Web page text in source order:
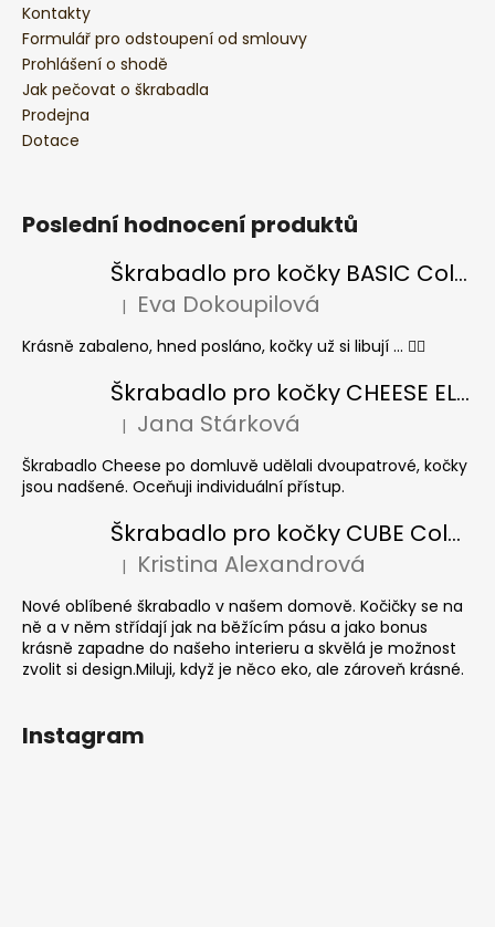
Kontakty
Formulář pro odstoupení od smlouvy
Prohlášení o shodě
Jak pečovat o škrabadla
Prodejna
Dotace
Poslední hodnocení produktů
Škrabadlo pro kočky BASIC Colour
Hodnocení produktu je 5 z 5 hvězdiček.
| Eva Dokoupilová
Krásně zabaleno, hned posláno, kočky už si libují ... 👍🏻
Škrabadlo pro kočky CHEESE ELIPSE colour
Hodnocení produktu je 5 z 5 hvězdiček.
| Jana Stárková
Škrabadlo Cheese po domluvě udělali dvoupatrové, kočky
jsou nadšené. Oceňuji individuální přístup.
Škrabadlo pro kočky CUBE Colour
Hodnocení produktu je 5 z 5 hvězdiček.
| Kristina Alexandrová
Nové oblíbené škrabadlo v našem domově. Kočičky se na
ně a v něm střídají jak na běžícím pásu a jako bonus
krásně zapadne do našeho interieru a skvělá je možnost
zvolit si design.Miluji, když je něco eko, ale zároveň krásné.
Instagram